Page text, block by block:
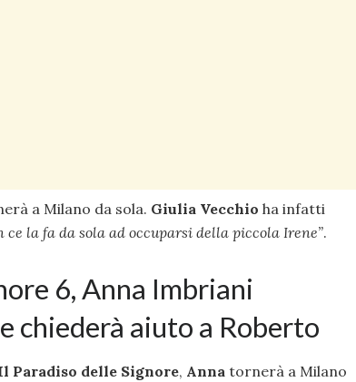
a Milano da sola. Giulia Vecchio ha infatti
ce la fa da sola ad occuparsi della piccola Irene”.
6, Anna Imbriani
chiederà aiuto a Roberto
Paradiso delle Signore, Anna tornerà a Milano